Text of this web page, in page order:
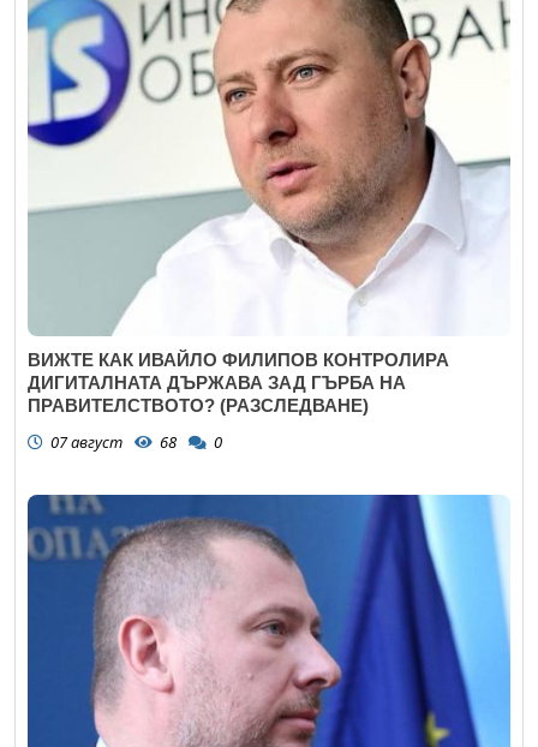
ВИЖТЕ КАК ИВАЙЛО ФИЛИПОВ КОНТРОЛИРА
ДИГИТАЛНАТА ДЪРЖАВА ЗАД ГЪРБА НА
ПРАВИТЕЛСТВОТО? (РАЗСЛЕДВАНЕ)
07 август 68 0